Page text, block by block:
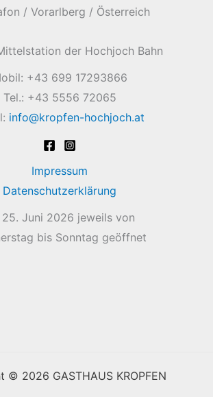
/ Vorarlberg / Österreich
der Hochjoch Bahn
+43 699 17293866
Tel.: +43 5556 72065
info@kropfen-hochjoch.at
Impressum
Datenschutzerklärung
Juni 2026 jeweils von
bis Sonntag geöffnet
© 2026 GASTHAUS KROPFEN